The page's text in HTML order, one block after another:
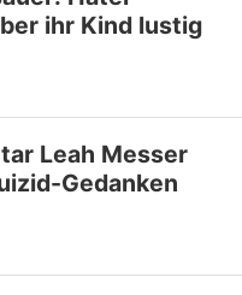
ihr Kind lustig
Leah Messer
Gedanken